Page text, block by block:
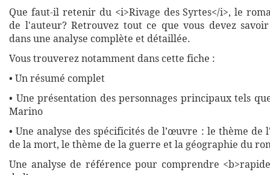
Que faut-il retenir du <i>Rivage des Syrtes</i>, le
de l'auteur? Retrouvez tout ce que vous devez
dans une analyse complète et détaillée.
Vous trouverez notamment dans cette fiche :
• Un résumé complet
• Une présentation des personnages principaux tels
Marino
• Une analyse des spécificités de l’œuvre : le thème de
de la mort, le thème de la guerre et la géographie du
Une analyse de référence pour comprendre